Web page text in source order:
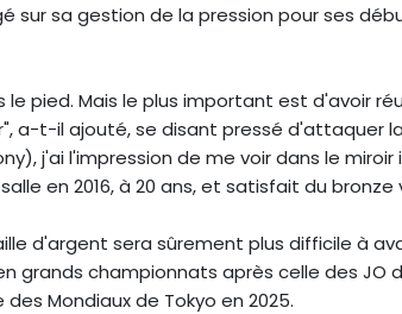
sur sa gestion de la pression pour ses
le pied. Mais le plus important est d'avoir
a-t-il ajouté, se disant pressé d'attaquer
j'ai l'impression de me voir dans le miroir
en 2016, à 20 ans, et satisfait du bronze
d'argent sera sûrement plus difficile à
grands championnats après celle des JO
Mondiaux de Tokyo en 2025.